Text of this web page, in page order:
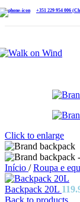
+351 229 954 006
Click to enlarge
Início / Roupa e
Backpack 20L
Back to products